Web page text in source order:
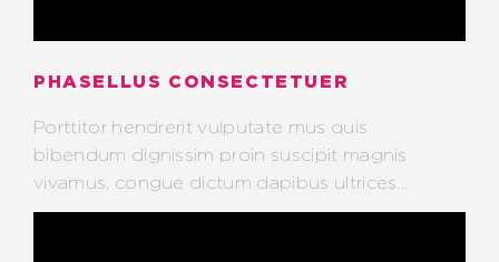
PHASELLUS CONSECTETUER
Porttitor hendrerit vulputate mus quis
bibendum dignissim proin suscipit magnis
vivamus, congue dictum dapibus ultrices...